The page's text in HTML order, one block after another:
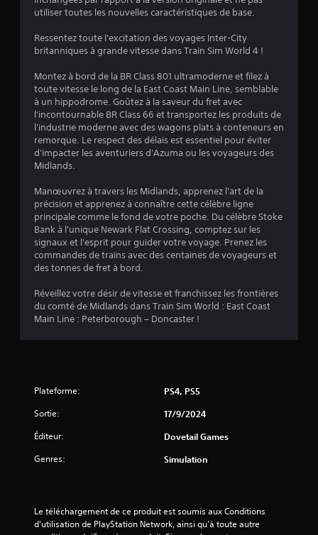
.
2
é
t
o
i
l
e
s
s
utiliser toutes les nouvelles caractéristiques de base.
Ressentez toute l'excitation des voyages Inter-City
britanniques à grande vitesse dans Train Sim World 4 !
Montez à bord de la BR Class 801 ultramoderne et filez à
toute vitesse le long de la East Coast Main Line, semblable
à un hippodrome. Goûtez à la saveur du fret avec
l'incontournable BR Class 66 et transportez les produits de
l'industrie moderne avec des wagons plats à conteneurs en
remorque. Le respect des délais est essentiel pour éviter
d'impacter les aventuriers d'Azuma ou les voyageurs des
Midlands.
Manœuvrez à travers les Midlands, apprenez l'art de la
précision et apprenez à connaître cette célèbre ligne
principale comme le fond de votre poche. Du célèbre Stoke
Bank à l'unique Newark Flat Crossing, comptez sur les
signaux et l'esprit pour guider votre voyage. Prenez les
commandes de trains avec des centaines de voyageurs et
des tonnes de fret à bord.
Réveillez votre désir de vitesse et franchissez les frontières
du comté de Midlands dans Train Sim World : East Coast
Main Line : Peterborough – Doncaster !
Plateforme: PS4, PS5
Sortie: 17/9/2024
Éditeur: Dovetail Games
Genres: Simulation
Le téléchargement de ce produit est soumis aux Conditions
d'utilisation de PlayStation Network, ainsi qu'à toute autre